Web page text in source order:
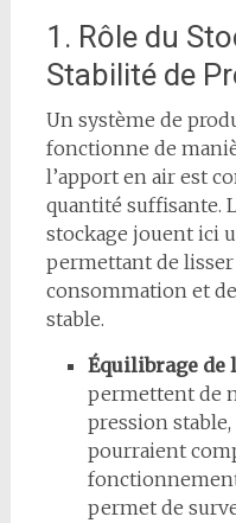
1. Rôle du
Stabilité de
Un système de
fonctionne de
l’apport en air est
quantité suffisante.
stockage jouent ici
permettant de
consommation et
stable.
Équilibrage de
permettent de
pression
pourraient
permet de